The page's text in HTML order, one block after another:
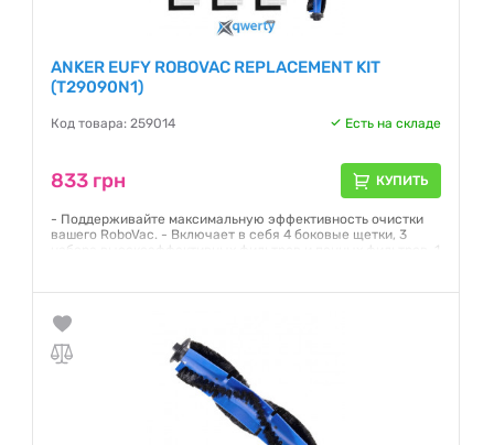
ANKER EUFY ROBOVAC REPLACEMENT KIT
(T29090N1)
Код товара: 259014 Есть на складе
833 грн КУПИТЬ
- Поддерживайте максимальную эффективность очистки
вашего RoboVac. - Включает в себя 4 боковые щетки, 3
набора высокоэффективных фильтров и пенных фильтров, 1
Совместим с RoboVac 11S, RoboVac 15T, RoboVac 30 RoboVac
30C, RoboVac 15C, RoboVac 12 RoboVac 35C.
Гарантия: 18 месяцев